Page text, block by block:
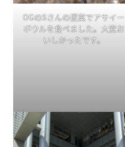
OGのSさんの提案でアサイー
ボウルを食べました。大変お
いしかったです。